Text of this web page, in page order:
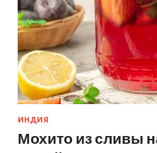
ИНДИЯ
Мохито из сливы